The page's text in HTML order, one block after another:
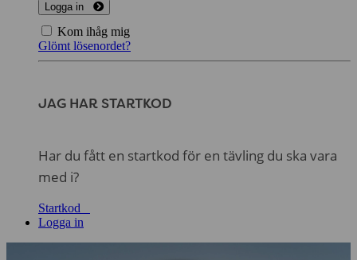
Logga in
Kom ihåg mig
Glömt lösenordet?
JAG HAR STARTKOD
Har du fått en startkod för en tävling du ska vara
med i?
Startkod
Logga in